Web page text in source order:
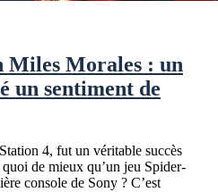
Miles Morales : un
un sentiment de
4, fut un véritable succès
de mieux qu’un jeu Spider-
console de Sony ? C’est